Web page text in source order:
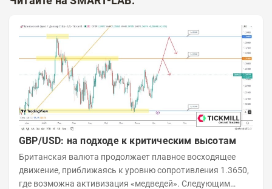
GBP/USD: на подходе к критическим высотам
Британская валюта продолжает плавное восходящее
движение, приближаясь к уровню сопротивления 1.3650,
где возможна активизация «медведей». Следующим